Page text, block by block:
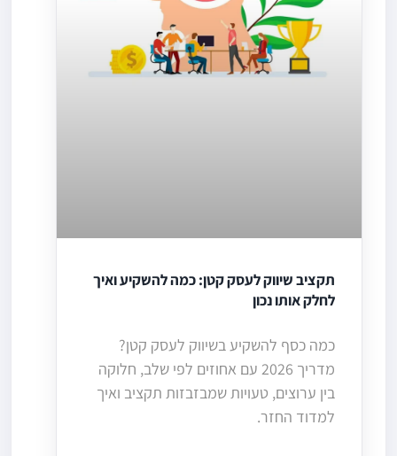
תקציב שיווק לעסק קטן: כמה להשקיע ואיך
לחלק אותו נכון
כמה כסף להשקיע בשיווק לעסק קטן?
מדריך 2026 עם אחוזים לפי שלב, חלוקה
בין ערוצים, טעויות שמבזבזות תקציב ואיך
למדוד החזר.